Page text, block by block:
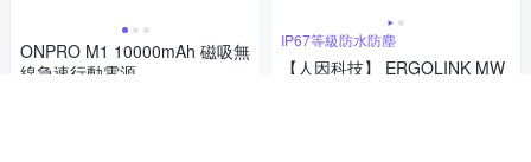
ONPRO M1 10000mAh 磁吸無
線急速行動電源
IP67等級防水防塵
【人因科技】 ERGOLINK MW